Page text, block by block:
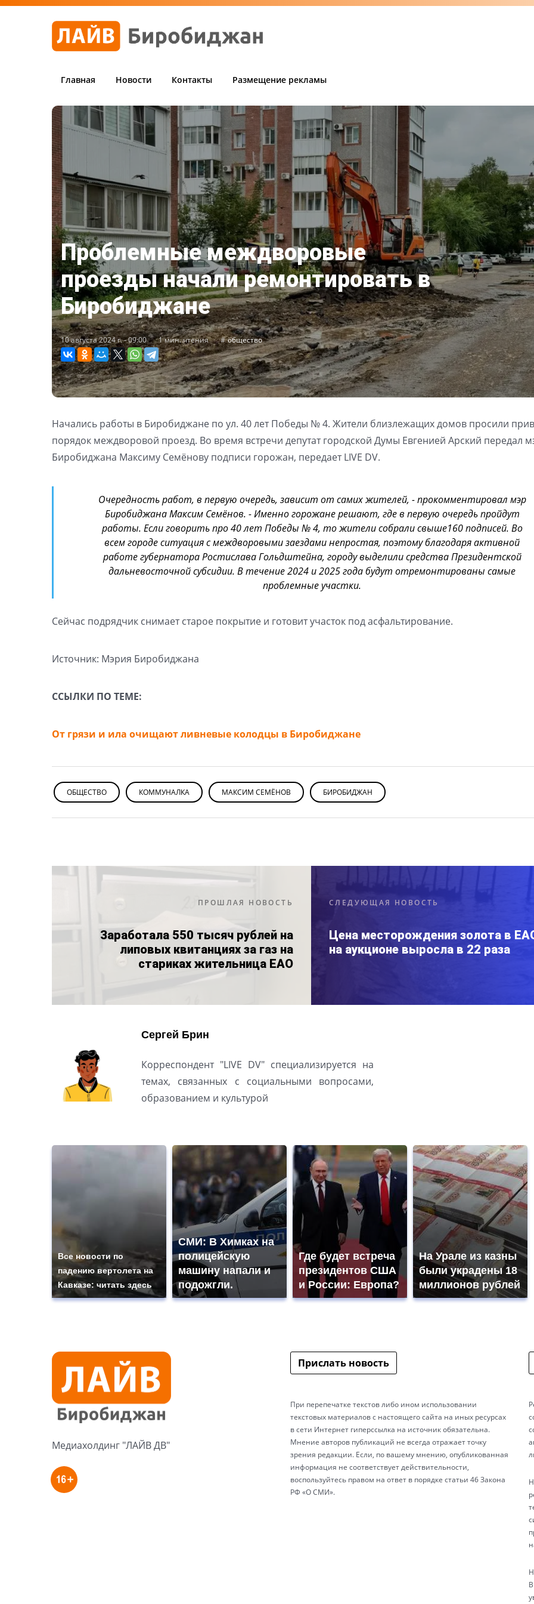
Главная Новости Контакты Размещение рекламы
Проблемные междворовые
проезды начали ремонтировать в
Биробиджане
10 августа 2024 г. - 09:00 1 мин. чтения общество
Начались работы в Биробиджане по ул. 40 лет Победы № 4. Жители близлежащих домов просили
порядок междворовой проезд. Во время встречи депутат городской Думы Евгенией Арский передал
Биробиджана Максиму Семёнову подписи горожан, передает LIVE DV.
Очередность работ, в первую очередь, зависит от самих жителей, - прокомментировал мэр
Биробиджана Максим Семёнов. - Именно горожане решают, где в первую очередь пройдут
работы. Если говорить про 40 лет Победы № 4, то жители собрали свыше160 подписей. Во
всем городе ситуация с междворовыми заездами непростая, поэтому благодаря активной
работе губернатора Ростислава Гольдштейна, городу выделили средства Президентской
дальневосточной субсидии. В течение 2024 и 2025 года будут отремонтированы самые
проблемные участки.
Сейчас подрядчик снимает старое покрытие и готовит участок под асфальтирование.
Источник: Мэрия Биробиджана
ССЫЛКИ ПО ТЕМЕ:
От грязи и ила очищают ливневые колодцы в Биробиджане
ОБЩЕСТВО КОММУНАЛКА МАКСИМ СЕМЁНОВ БИРОБИДЖАН
ПРОШЛАЯ НОВОСТЬ
Заработала 550 тысяч рублей на
липовых квитанциях за газ на
стариках жительница ЕАО
СЛЕДУЮЩАЯ НОВОСТЬ
Цена месторождения золота в
на аукционе выросла в 22 раза
Сергей Брин
Корреспондент "LIVE DV" специализируется на
темах, связанных с социальными вопросами,
образованием и культурой
Все новости по
падению вертолета на
Кавказе: читать здесь
СМИ: В Химках на
полицейскую
машину напали и
подожгли.
Где будет встреча
президентов США
и России: Европа?
На Урале из казны
были украдены 18
миллионов рублей
Медиахолдинг "ЛАЙВ ДВ"
Прислать новость
При перепечатке текстов либо ином использовании
текстовых материалов с настоящего сайта на иных ресурсах
в сети Интернет гиперссылка на источник обязательна.
Мнение авторов публикаций не всегда отражает точку
зрения редакции. Если, по вашему мнению, опубликованная
информация не соответствует действительности,
воспользуйтесь правом на ответ в порядке статьи 46 Закона
РФ «О СМИ».